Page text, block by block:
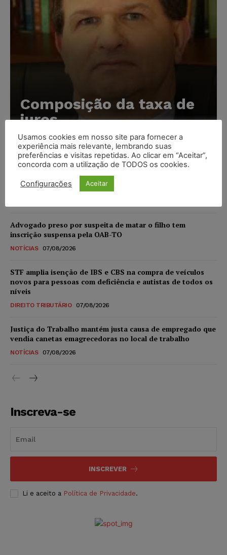
Composição da taxa de
juros
Carlos Henrique Abrão - 07/08/2026
Meta é alvo de denúncia após anúncios com conteúdo
sexual infantil gerado por IA circularem em suas
plataformas
Advogado preso por suspeita de matar o filho tem
inscrição suspensa pela OAB-TO
NOTÍCIAS 07/08/2026
STF amplia isenção de IBS e CBS na compra de veículos
novos para pessoas com deficiência e autistas de todos os
níveis
DIREITO TRIBUTÁRIO 07/08/2026
Justiça do Trabalho mantém justa causa de empregado que
vendia canetas emagrecedoras no local de trabalho
NOTÍCIAS 07/08/2026
Inscreva-se
INSCREVER
Li e aceito a Política de Privacidade.
Usamos cookies em nosso site para fornecer a
experiência mais relevante, lembrando suas
preferências e visitas repetidas. Ao clicar em “Aceitar”,
concorda com a utilização de TODOS os cookies.
Configurações Aceitar